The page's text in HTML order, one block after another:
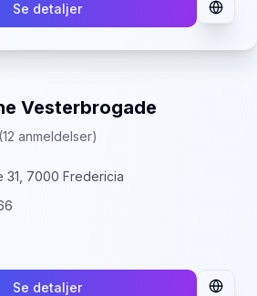
Se detaljer
Vesterbrogade
(12 anmeldelser)
31, 7000 Fredericia
Se detaljer